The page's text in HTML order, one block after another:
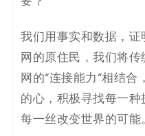
_
低
代
码
我们用事实和数据，
网的原住民，我们将传
网的“连接能力”相结
的心，积极寻找每一
每一丝改变世界的可能